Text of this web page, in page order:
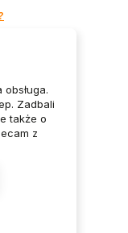
obsługa.
Zadbali
także o
z